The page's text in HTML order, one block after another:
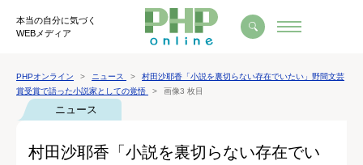
本当の自分に気づく
WEBメディア
PHPオンライン ニュース
村田沙耶香「小説を裏切らない存在でいたい」野間文芸
賞受賞で語った小説家としての覚悟
画像3 枚目
ニュース
村田沙耶香「小説を裏切らない存在でい